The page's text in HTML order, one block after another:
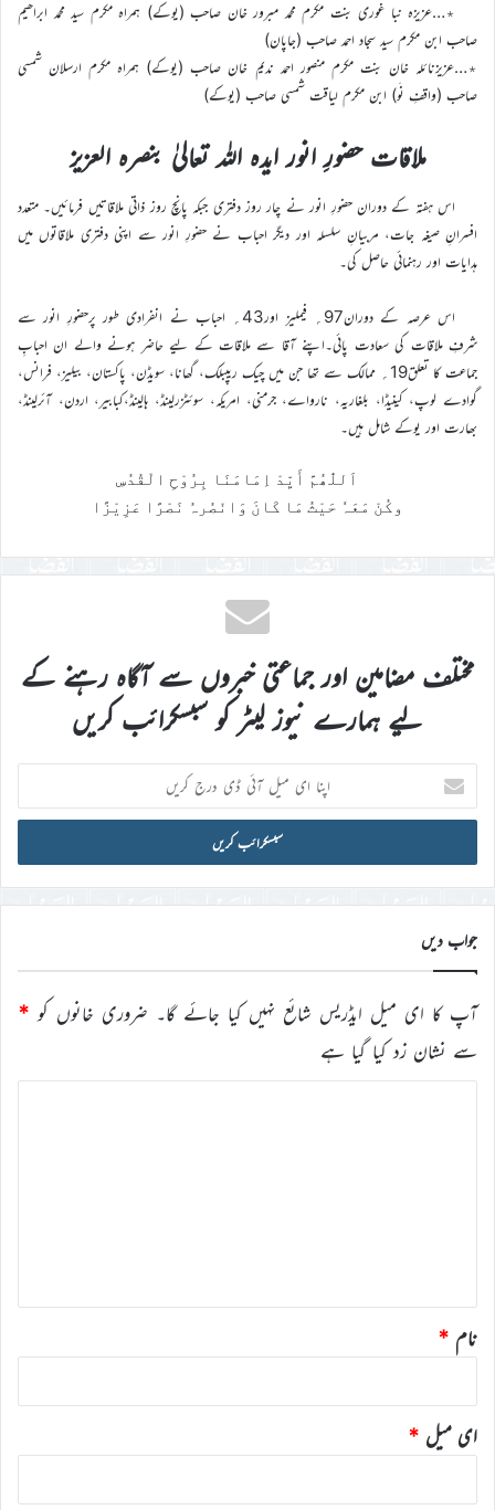
٭…عزیزہ نبا غوری بنت مکرم محمد مبرور خان صاحب (یوکے) ہمراہ مکرم سید محمد ابراھیم
صاحب ابن مکرم سید سجاد احمد صاحب (جاپان)
٭…عزیزنائلہ خان بنت مکرم منصور احمد ندیم خان صاحب (یوکے) ہمراہ مکرم ارسلان شمسی
صاحب (واقفِ نَو) ابن مکرم لیاقت شمسی صاحب (یوکے)
ملاقات حضورِ انور ایدہ اللہ تعالیٰ بنصرہ العزیز
اس ہفتہ کے دوران حضورِ انور نے چار روز دفتری جبکہ پانچ روز ذاتی ملاقاتیں فرمائیں۔ متعدد
افسرانِ صیغہ جات، مربیانِ سلسلہ اور دیگر احباب نے حضورِ انور سے اپنی دفتری ملاقاتوں میں
ہدایات اور رہنمائی حاصل کی۔
اس عرصہ کے دوران97؍ فیملیز اور43؍ احباب نے انفرادی طور پرحضورِ انور سے
شرفِ ملاقات کی سعادت پائی۔اپنے آقا سے ملاقات کے لیے حاضر ہونے والے ان احبابِ
جماعت کا تعلق19؍ ممالک سے تھا جن میں چیک ریپبلک، گھانا، سویڈن، پاکستان، بیلیز، فرانس،
گوادے لوپ، کینیڈا، بلغاریہ، نارواے، جرمنی، امریکہ، سوئٹزرلینڈ، ہالینڈ،کبابیر، اردن، آئرلینڈ،
بھارت اور یوکے شامل ہیں۔
اَللّٰھُمَّ أَیِّدْ اِمَامَنَا بِرُوْحِ الْقُدُسِ
وکُنْ مَعَہٗ حَیْثُ مَا کَانَ وَانْصُرہُ نَصْرًا عَزِیْزًا
مختلف مضامین اور جماعتی خبروں سے آگاہ رہنے کے
لیے ہمارے نیوز لیٹر کو سبسکرائب کریں
اپنا
ای
میل
ڈی
درج
کریں
جواب دیں
آپ کا ای میل ایڈریس شائع نہیں کیا جائے گا۔ ضروری خانوں کو *
سے نشان زد کیا گیا ہے
نام *
ای میل *